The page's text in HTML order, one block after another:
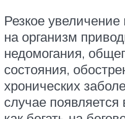
Резкое увеличение
на организм
недомогания,
состояния,
хронических
случае появляется